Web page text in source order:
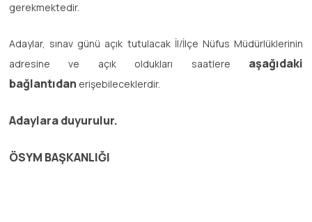
gerekmektedir.
Adaylar, sınav günü açık tutulacak İl/İlçe Nüfus Müdürlüklerinin
adresine ve açık oldukları saatlere aşağıdaki
bağlantıdan erişebileceklerdir.
Adaylara duyurulur.
ÖSYM BAŞKANLIĞI